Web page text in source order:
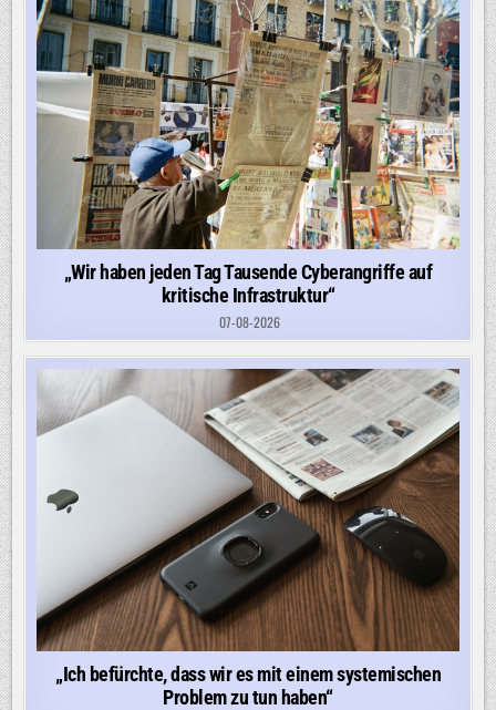
„Wir haben jeden Tag Tausende Cyberangriffe auf
kritische Infrastruktur“
07-08-2026
„Ich befürchte, dass wir es mit einem systemischen
Problem zu tun haben“